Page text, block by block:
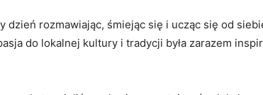
dzień rozmawiając, śmiejąc się i ucząc ‌się od
⁢do lokalnej kultury i tradycji była‍ zarazem⁤